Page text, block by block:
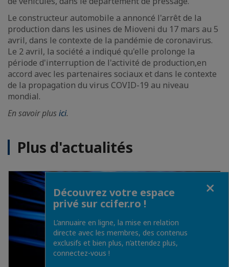
Le constructeur automobile a annoncé l'arrêt de la
production dans les usines de Mioveni du 17 mars au 5
avril, dans le contexte de la pandémie de coronavirus.
Le 2 avril, la société a indiqué qu'elle prolonge la
période d'interruption de l'activité de production,en
accord avec les partenaires sociaux et dans le contexte
de la propagation du virus COVID-19 au niveau
mondial.
En savoir plus ici.
Plus d'actualités
Découvrez votre espace
privé sur ccifer.ro !
L’annuaire en ligne, la mise en relation
directe avec les membres, des contenus
exclusifs et bien plus, n’attendez plus,
connectez-vous !